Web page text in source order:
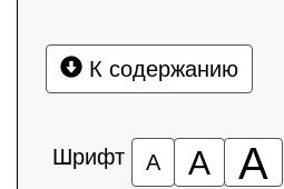
К содержанию
Шрифт А А А